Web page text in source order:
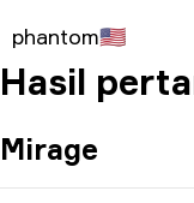
phantom🇺🇸
Hasil
Mirage